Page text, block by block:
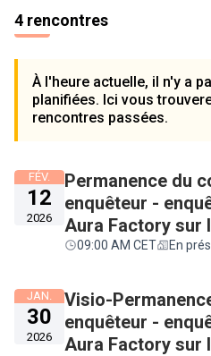
+
−
4 rencontres
À l'heure actuelle, il n'y a
planifiées. Ici vous
rencontres passées.
FÉV.
12
2026
Permanence du
enquêteur -
Aura Factory sur
09:00 AM CET En
JAN.
30
2026
Visio-
enquêteur -
Aura Factory sur